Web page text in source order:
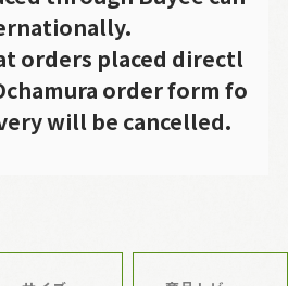
orders placed directl
order form fo
will be cancelled.